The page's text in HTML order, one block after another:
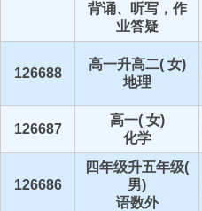
背诵、听写，作
业答疑
126688
高一升高二( 女)
地理
126687
高一( 女)
化学
126686
四年级升五年级(
男)
语数外